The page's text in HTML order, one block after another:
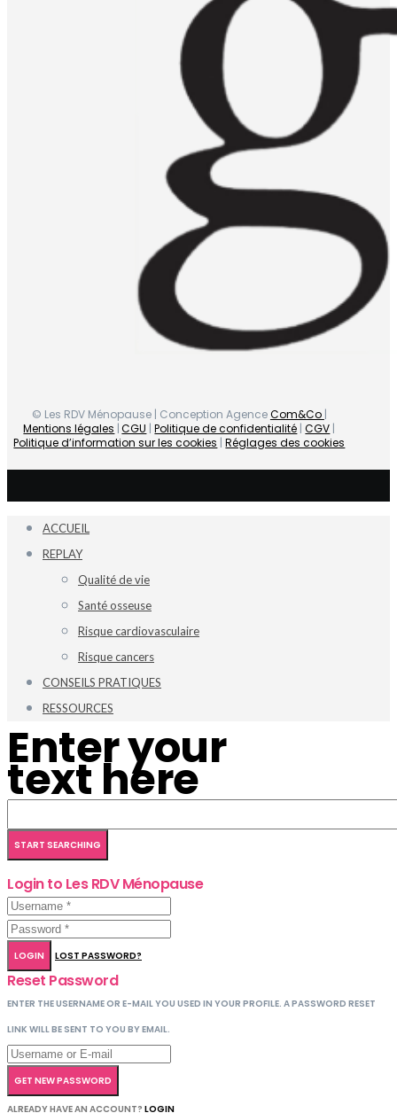
© Les RDV Ménopause | Conception AgenceCom&Co |
Mentions légales |CGU |Politique de confidentialité |CGV |
Politique d’information sur les cookies |Réglages des cookies
ACCUEIL
REPLAY
Qualité de vie
Santé osseuse
Risque cardiovasculaire
Risque cancers
CONSEILS PRATIQUES
RESSOURCES
Enter your
text here
Login to Les RDV Ménopause
LOGIN LOST PASSWORD?
Reset Password
ENTER THE USERNAME OR E-MAIL YOU USED IN YOUR PROFILE. A PASSWORD RESET
LINK WILL BE SENT TO YOU BY EMAIL.
GET NEW PASSWORD
ALREADY HAVE AN ACCOUNT? LOGIN